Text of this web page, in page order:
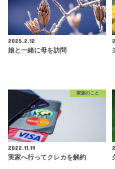
2025.2.12
娘と一緒に母を訪問
家族のこと
2022.11.19
実家へ行ってクレカを解約